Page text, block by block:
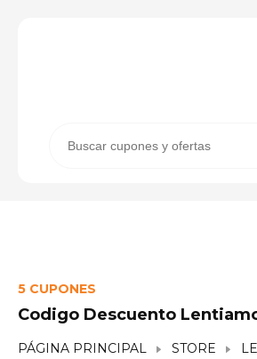
5 CUPONES
Codigo Descuento
PÁGINA PRINCIPAL STORE